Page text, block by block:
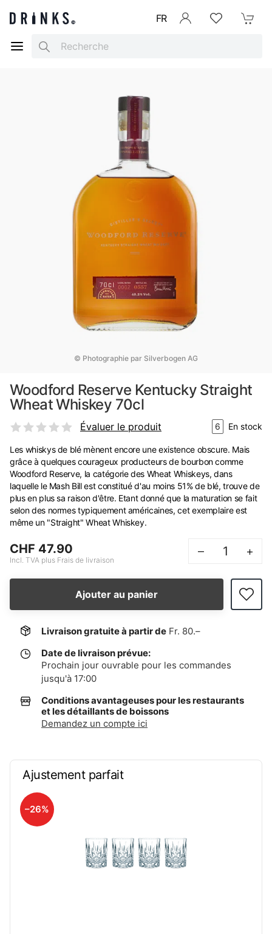
FR
Search
© Photographie par Silverbogen AG
Woodford Reserve Kentucky Straight
Wheat Whiskey 70cl
Évaluer le produit 6 En stock
Les whiskys de blé mènent encore une existence obscure. Mais
grâce à quelques courageux producteurs de bourbon comme
Woodford Reserve, la catégorie des Wheat Whiskeys, dans
laquelle le Mash Bill est constitué d'au moins 51% de blé, trouve de
plus en plus sa raison d'être. Etant donné que la maturation se fait
selon des normes typiquement américaines, cet exemplaire est
même un "Straight" Wheat Whiskey.
CHF 47.90
Incl. TVA plus Frais de livraison
– +
Ajouter au panier
Livraison gratuite à partir de Fr. 80.–
Date de livraison prévue:
Prochain jour ouvrable pour les commandes
jusqu'à 17:00
Conditions avantageuses pour les restaurants
et les détaillants de boissons
Demandez un compte ici
Ajustement parfait
–26%